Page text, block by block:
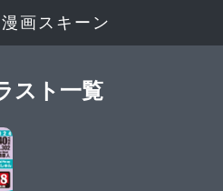
画スキーン
スト一覧